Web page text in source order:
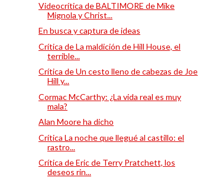
Videocrítica de BALTIMORE de Mike
Mignola y Christ...
En busca y captura de ideas
Crítica de La maldición de Hill House, el
terrible...
Crítica de Un cesto lleno de cabezas de Joe
Hill y...
Cormac McCarthy: ¿La vida real es muy
mala?
Alan Moore ha dicho
Crítica La noche que llegué al castillo: el
rastro...
Crítica de Eric de Terry Pratchett, los
deseos rin...